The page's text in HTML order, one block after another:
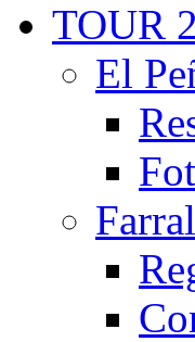
TOUR
El